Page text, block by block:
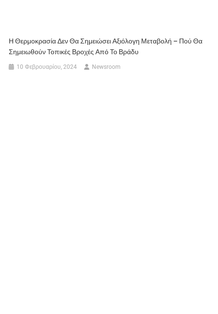
Η Θερμοκρασία Δεν Θα Σημειώσει Αξιόλογη Μεταβολή – Πού Θα
Σημειωθούν Τοπικές Βροχές Από Το Βράδυ
10 Φεβρουαρίου, 2024 Newsroom